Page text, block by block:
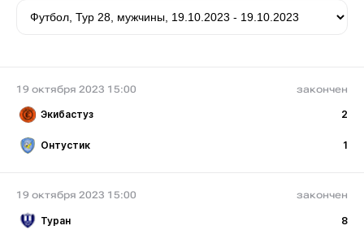
19 октября 2023 15:00 закончен
Экибастуз 2
Онтустик 1
19 октября 2023 15:00 закончен
Туран 8